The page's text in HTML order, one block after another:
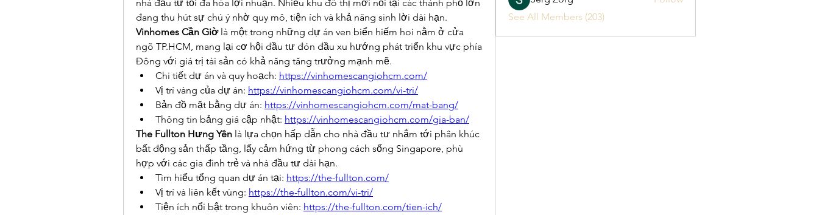
nhà đầu tư tối đa hóa lợi nhuận. Nhiều khu đô thị mới nổi tại các thành phố lớn
đang thu hút sự chú ý nhờ quy mô, tiện ích và khả năng sinh lời dài hạn.
Vinhomes Cần Giờ là một trong những dự án ven biển hiếm hoi nằm ở cửa
ngõ TP.HCM, mang lại cơ hội đầu tư đón đầu xu hướng phát triển khu vực phía
Đông với giá trị tài sản có khả năng tăng trưởng mạnh mẽ.
Chi tiết dự án và quy hoạch: https://vinhomescangiohcm.com/
Vị trí vàng của dự án: https://vinhomescangiohcm.com/vi-tri/
Bản đồ mặt bằng dự án: https://vinhomescangiohcm.com/mat-bang/
Thông tin bảng giá cập nhật: https://vinhomescangiohcm.com/gia-ban/
The Fullton Hưng Yên là lựa chọn hấp dẫn cho nhà đầu tư nhắm tới phân khúc
bất động sản thấp tầng, lấy cảm hứng từ phong cách sống Singapore, phù
hợp với các gia đình trẻ và nhà đầu tư dài hạn.
Tìm hiểu tổng quan dự án tại: https://the-fullton.com/
Vị trí và liên kết vùng: https://the-fullton.com/vi-tri/
Tiện ích nổi bật trong khuôn viên: https://the-fullton.com/tien-ich/
See All Members (203)